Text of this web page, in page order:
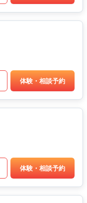
体験・相談予約
体験・相談予約